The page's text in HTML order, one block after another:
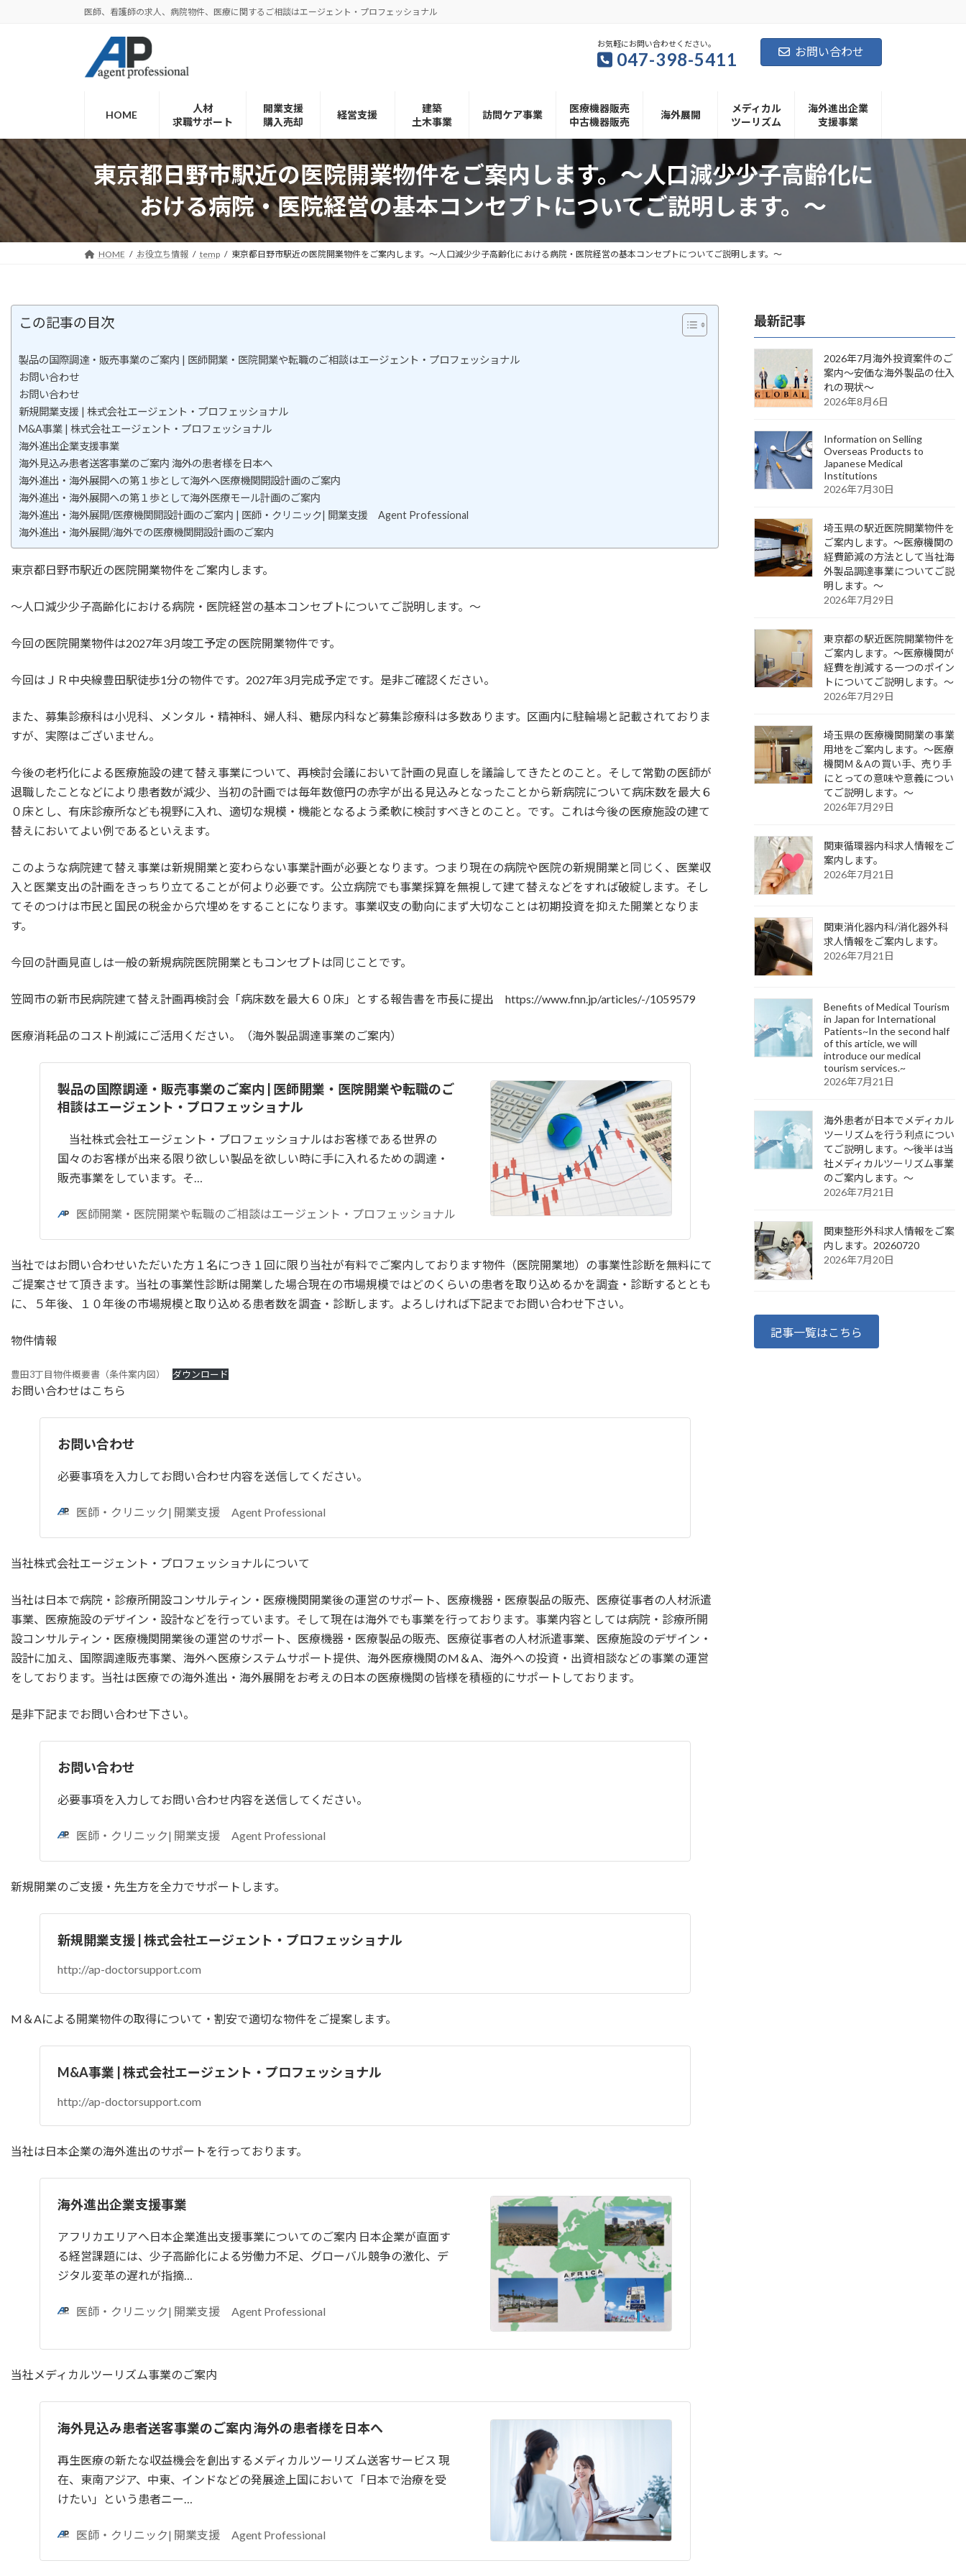
ッ
プ
移
動
医師、看護師の求人、病院物件、医療に関するご相談はエージェント・プロフェッショナル
お気軽にお問い合わせください。
047-398-5411 お問い合わせ
HOME
人材
求職サポート
開業支援
購入売却
経営支援
建築
土木事業
訪問ケア事業
医療機器販売
中古機器販売
海外展開
メディカル
ツーリズム
海外進出企業
支援事業
東京都日野市駅近の医院開業物件をご案内します。～人口減少少子高齢化に
おける病院・医院経営の基本コンセプトについてご説明します。～
HOME お役立ち情報 temp 東京都日野市駅近の医院開業物件をご案内します。～人口減少少子高齢化における病院・医院経営の基本コンセプトについてご説明します。～
この記事の目次
製品の国際調達・販売事業のご案内 | 医師開業・医院開業や転職のご相談はエージェント・プロフェッショナル
お問い合わせ
お問い合わせ
新規開業支援 | 株式会社エージェント・プロフェッショナル
M&A事業 | 株式会社エージェント・プロフェッショナル
海外進出企業支援事業
海外見込み患者送客事業のご案内 海外の患者様を日本へ
海外進出・海外展開への第１歩として海外へ医療機関開設計画のご案内
海外進出・海外展開への第１歩として海外医療モール計画のご案内
海外進出・海外展開/医療機関開設計画のご案内 | 医師・クリニック| 開業支援 Agent Professional
海外進出・海外展開/海外での医療機関開設計画のご案内
東京都日野市駅近の医院開業物件をご案内します。
～人口減少少子高齢化における病院・医院経営の基本コンセプトについてご説明します。～
今回の医院開業物件は2027年3月竣工予定の医院開業物件です。
今回はＪＲ中央線豊田駅徒歩1分の物件です。2027年3月完成予定です。是非ご確認ください。
また、募集診療科は小児科、メンタル・精神科、婦人科、糖尿内科など募集診療科は多数あります。区画内に駐輪場と記載されておりま
すが、実際はございません。
今後の老朽化による医療施設の建て替え事業について、再検討会議において計画の見直しを議論してきたとのこと。そして常勤の医師が
退職したことなどにより患者数が減少、当初の計画では毎年数億円の赤字が出る見込みとなったことから新病院について病床数を最大６
０床とし、有床診療所なども視野に入れ、適切な規模・機能となるよう柔軟に検討すべきとのこと。です。これは今後の医療施設の建て
替えにおいてよい例であるといえます。
このような病院建て替え事業は新規開業と変わらない事業計画が必要となります。つまり現在の病院や医院の新規開業と同じく、医業収
入と医業支出の計画をきっちり立てることが何より必要です。公立病院でも事業採算を無視して建て替えなどをすれば破綻します。そし
てそのつけは市民と国民の税金から穴埋めをすることになります。事業収支の動向にまず大切なことは初期投資を抑えた開業となりま
す。
今回の計画見直しは一般の新規病院医院開業ともコンセプトは同じことです。
笠岡市の新市民病院建て替え計画再検討会「病床数を最大６０床」とする報告書を市長に提出 https://www.fnn.jp/articles/-/1059579
医療消耗品のコスト削減にご活用ください。（海外製品調達事業のご案内）
製品の国際調達・販売事業のご案内 | 医師開業・医院開業や転職のご
相談はエージェント・プロフェッショナル
当社株式会社エージェント・プロフェッショナルはお客様である世界の
国々のお客様が出来る限り欲しい製品を欲しい時に手に入れるための調達・
販売事業をしています。そ…
医師開業・医院開業や転職のご相談はエージェント・プロフェッショナル
当社ではお問い合わせいただいた方１名につき１回に限り当社が有料でご案内しております物件（医院開業地）の事業性診断を無料にて
ご提案させて頂きます。当社の事業性診断は開業した場合現在の市場規模ではどのくらいの患者を取り込めるかを調査・診断するととも
に、５年後、１０年後の市場規模と取り込める患者数を調査・診断します。よろしければ下記までお問い合わせ下さい。
物件情報
豊田3丁目物件概要書（条件案内図） ダウンロード
お問い合わせはこちら
お問い合わせ
必要事項を入力してお問い合わせ内容を送信してください。
医師・クリニック| 開業支援 Agent Professional
当社株式会社エージェント・プロフェッショナルについて
当社は日本で病院・診療所開設コンサルティン・医療機関開業後の運営のサポート、医療機器・医療製品の販売、医療従事者の人材派遣
事業、医療施設のデザイン・設計などを行っています。そして現在は海外でも事業を行っております。事業内容としては病院・診療所開
設コンサルティン・医療機関開業後の運営のサポート、医療機器・医療製品の販売、医療従事者の人材派遣事業、医療施設のデザイン・
設計に加え、国際調達販売事業、海外へ医療システムサポート提供、海外医療機関のM＆A、海外への投資・出資相談などの事業の運営
をしております。当社は医療での海外進出・海外展開をお考えの日本の医療機関の皆様を積極的にサポートしております。
是非下記までお問い合わせ下さい。
お問い合わせ
必要事項を入力してお問い合わせ内容を送信してください。
医師・クリニック| 開業支援 Agent Professional
新規開業のご支援・先生方を全力でサポートします。
新規開業支援 | 株式会社エージェント・プロフェッショナル
http://ap-doctorsupport.com
M＆Aによる開業物件の取得について・割安で適切な物件をご提案します。
M&A事業 | 株式会社エージェント・プロフェッショナル
http://ap-doctorsupport.com
当社は日本企業の海外進出のサポートを行っております。
海外進出企業支援事業
アフリカエリアへ日本企業進出支援事業についてのご案内 日本企業が直面す
る経営課題には、少子高齢化による労働力不足、グローバル競争の激化、デ
ジタル変革の遅れが指摘…
医師・クリニック| 開業支援 Agent Professional
当社メディカルツーリズム事業のご案内
海外見込み患者送客事業のご案内 海外の患者様を日本へ
再生医療の新たな収益機会を創出するメディカルツーリズム送客サービス 現
在、東南アジア、中東、インドなどの発展途上国において「日本で治療を受
けたい」という患者ニー…
医師・クリニック| 開業支援 Agent Professional
最新記事
2026年7月海外投資案件のご
案内～安価な海外製品の仕入
れの現状～
2026年8月6日
Information on Selling
Overseas Products to
Japanese Medical
Institutions
2026年7月30日
埼玉県の駅近医院開業物件を
ご案内します。～医療機関の
経費節減の方法として当社海
外製品調達事業についてご説
明します。～
2026年7月29日
東京都の駅近医院開業物件を
ご案内します。～医療機関が
経費を削減する一つのポイン
トについてご説明します。～
2026年7月29日
埼玉県の医療機関開業の事業
用地をご案内します。～医療
機関Ｍ＆Aの買い手、売り手
にとっての意味や意義につい
てご説明します。～
2026年7月29日
関東循環器内科求人情報をご
案内します。
2026年7月21日
関東消化器内科/消化器外科
求人情報をご案内します。
2026年7月21日
Benefits of Medical Tourism
in Japan for International
Patients~In the second half
of this article, we will
introduce our medical
tourism services.~
2026年7月21日
海外患者が日本でメディカル
ツーリズムを行う利点につい
てご説明します。～後半は当
社メディカルツーリズム事業
のご案内します。～
2026年7月21日
関東整形外科求人情報をご案
内します。20260720
2026年7月20日
記事一覧はこちら